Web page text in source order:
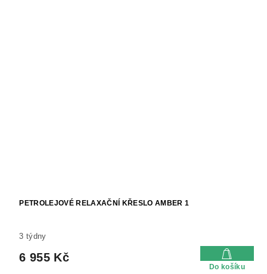
PETROLEJOVÉ RELAXAČNÍ KŘESLO AMBER 1
3 týdny
6 955 Kč
Do košíku